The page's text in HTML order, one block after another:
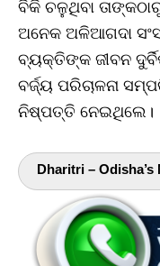
ବିକି ଚଳୁଥିବା
ଅନେକ ଅଳିଆଗଦା
ବ୍ୟକ୍ତିଙ୍କ ଜୀବନ
ବର୍ଜ୍ୟ ପରିଚାଳନା
ନିଷ୍ପତ୍ତି ନେଇଥିଲେ।
Dharitri – Odisha’s